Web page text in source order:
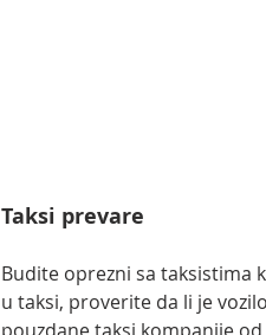
Taksi prevare
Budite oprezni sa taksistima
u taksi, proverite da li je
pouzdane taksi kompanije